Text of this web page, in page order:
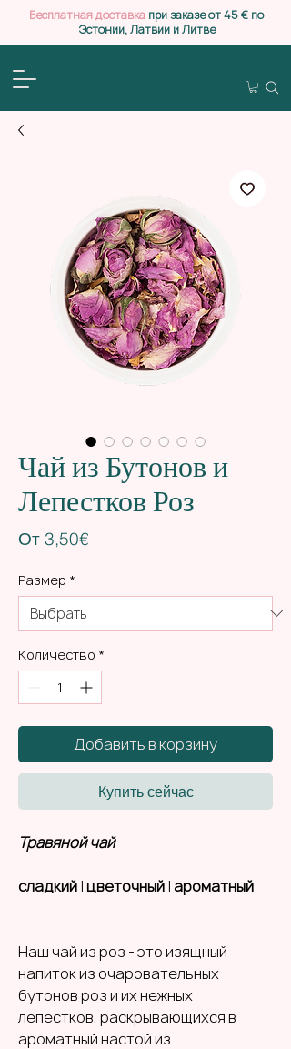
Бесплатная доставка при заказе от 45 € по
Эстонии, Латвии и Литве
Чай из Бутонов и
Лепестков Роз
От 3,50€
Размер *
Количество *
Добавить в корзину
Купить сейчас
Травяной чай
сладкий|цветочный| ароматный
Наш чай из роз - это изящный
напиток из очаровательных
бутонов роз и их нежных
лепестков, раскрывающихся в
ароматный настой из